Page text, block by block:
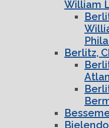
William
Berlitz,